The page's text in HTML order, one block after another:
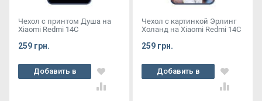
Чехол с принтом Душа на
Xiaomi Redmi 14C
259 грн.
Добавить в
корзину
Чехол с картинкой Эрлинг
Холанд на Xiaomi Redmi 14C
259 грн.
Добавить в
корзину